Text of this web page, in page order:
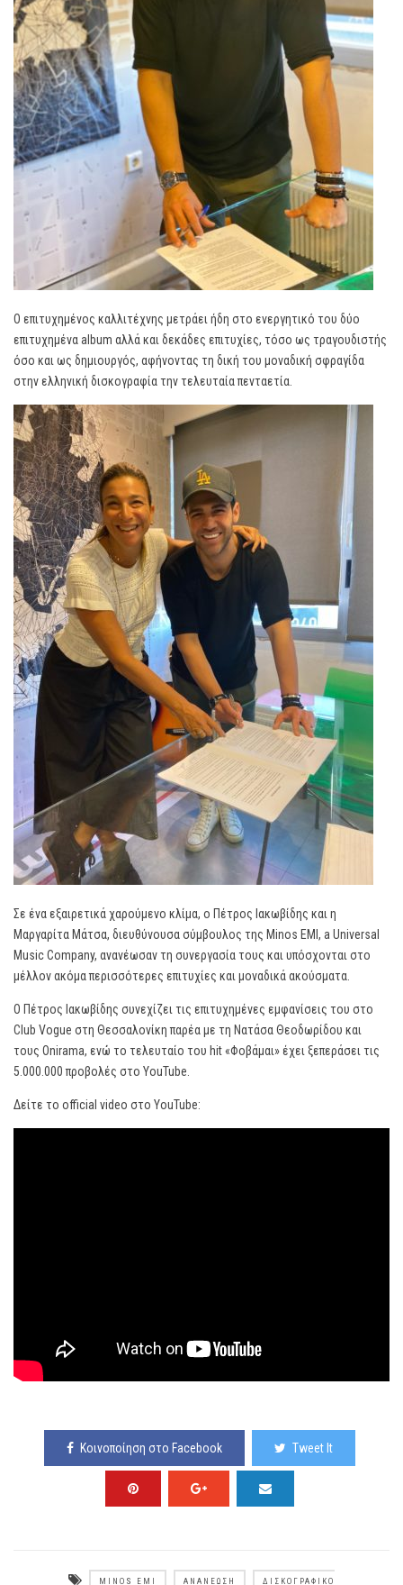
Ο επιτυχημένος καλλιτέχνης μετράει ήδη στο ενεργητικό του δύο
επιτυχημένα album αλλά και δεκάδες επιτυχίες, τόσο ως τραγουδιστής
όσο και ως δημιουργός, αφήνοντας τη δική του μοναδική σφραγίδα
στην ελληνική δισκογραφία την τελευταία πενταετία.
Σε ένα εξαιρετικά χαρούμενο κλίμα, ο Πέτρος Ιακωβίδης και η
Μαργαρίτα Μάτσα, διευθύνουσα σύμβουλος της Minos EMI, a Universal
Music Company, ανανέωσαν τη συνεργασία τους και υπόσχονται στο
μέλλον ακόμα περισσότερες επιτυχίες και μοναδικά ακούσματα.
Ο Πέτρος Ιακωβίδης συνεχίζει τις επιτυχημένες εμφανίσεις του στο
Club Vogue στη Θεσσαλονίκη παρέα με τη Νατάσα Θεοδωρίδου και
τους Onirama, ενώ το τελευταίο του hit «Φοβάμαι» έχει ξεπεράσει τις
5.000.000 προβολές στο YouTube.
Δείτε το official video στο YouTube:
Κοινοποίηση στο Facebook Tweet It
MINOS EMI ΑΝΑΝΈΩΣΗ ΔΙΣΚΟΓΡΑΦΙΚΌ